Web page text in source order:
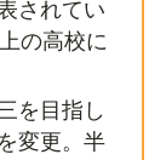
されてい
の高校に
を目指し
変更。半